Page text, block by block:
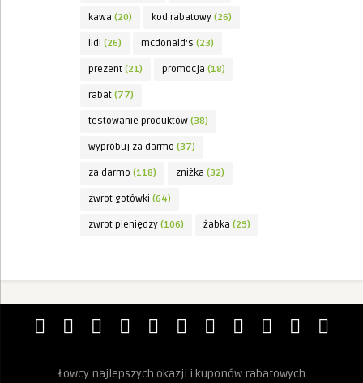
kawa (20) kod rabatowy (26)
lidl (26) mcdonald's (23)
prezent (21) promocja (18)
rabat (77)
testowanie produktów (38)
wypróbuj za darmo (37)
za darmo (118) zniżka (32)
zwrot gotówki (64)
zwrot pieniędzy (106) żabka (29)
Łowcy najlepszych okazji i kuponów rabatowych